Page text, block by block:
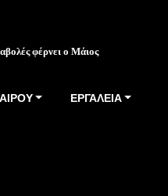
φέρνει ο Μάιος
ΕΡΓΑΛΕΙΑ